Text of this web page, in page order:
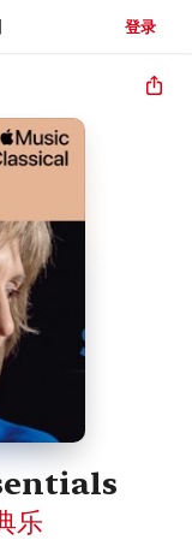
登录
乐